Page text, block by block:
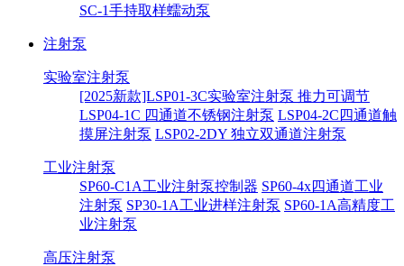
SC-1手持取样蠕动泵
注射泵
实验室注射泵
[2025新款]LSP01-3C实验室注射泵 推力可调节
LSP04-1C 四通道不锈钢注射泵 LSP04-2C四通道触
摸屏注射泵 LSP02-2DY 独立双通道注射泵
工业注射泵
SP60-C1A工业注射泵控制器 SP60-4x四通道工业
注射泵 SP30-1A工业进样注射泵 SP60-1A高精度工
业注射泵
高压注射泵